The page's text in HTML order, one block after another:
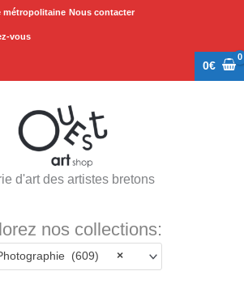
métropolitaine Nous contacter
vous
0€
d'art des artistes bretons
nos collections:
×
(609)